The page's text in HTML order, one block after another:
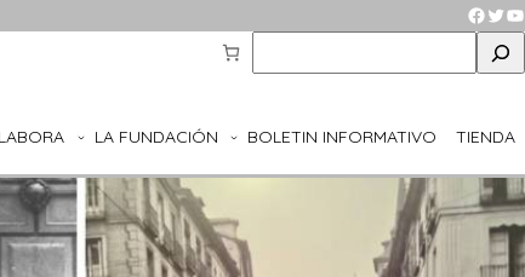
e
r
LA FUNDACIÓN BOLETIN INFORMATIVO TIENDA